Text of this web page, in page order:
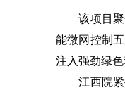
该项目聚焦
能微网控制
注入强劲绿
江西院紧扣